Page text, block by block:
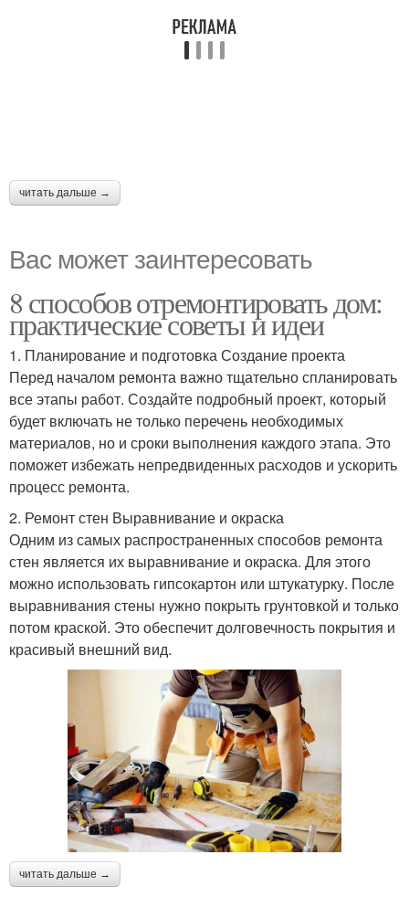
читать дальше →
Вас может заинтересовать
8 способов отремонтировать дом:
практические советы и идеи
1. Планирование и подготовка Создание проекта
Перед началом ремонта важно тщательно спланировать
все этапы работ. Создайте подробный проект, который
будет включать не только перечень необходимых
материалов, но и сроки выполнения каждого этапа. Это
поможет избежать непредвиденных расходов и ускорить
процесс ремонта.
2. Ремонт стен Выравнивание и окраска
Одним из самых распространенных способов ремонта
стен является их выравнивание и окраска. Для этого
можно использовать гипсокартон или штукатурку. После
выравнивания стены нужно покрыть грунтовкой и только
потом краской. Это обеспечит долговечность покрытия и
красивый внешний вид.
читать дальше →